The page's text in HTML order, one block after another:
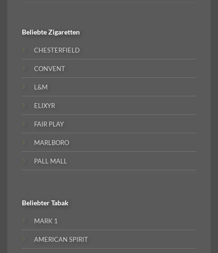
BeliebteZigaretten
CHESTERFIELD
CONVENT
L&M
ELIXYR
FAIR PLAY
MARLBORO
PALL MALL
BeliebterTabak
MARK 1
AMERICAN SPIRIT